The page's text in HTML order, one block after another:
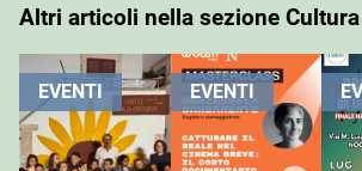
Altri articoli nella sezione Cultura
EVENTI EVENTI